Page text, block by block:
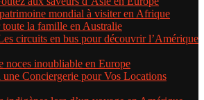
mondial à visiter en Afrique
la famille en Australie
circuits en bus pour découvrir l’Amérique
noces inoubliable en Europe
Conciergerie pour Vos Locations